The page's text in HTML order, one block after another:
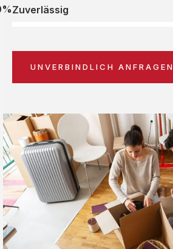
Zuverlässig
UNVERBINDLICH ANFRAGEN